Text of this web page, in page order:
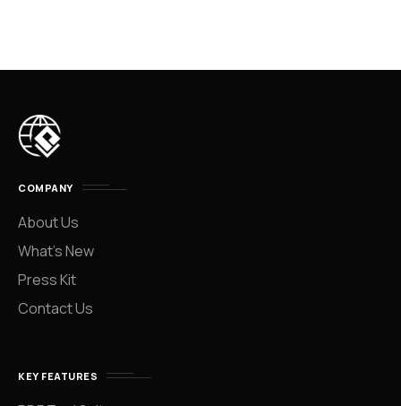
COMPANY
About Us
What’s New
Press Kit
Contact Us
KEY FEATURES